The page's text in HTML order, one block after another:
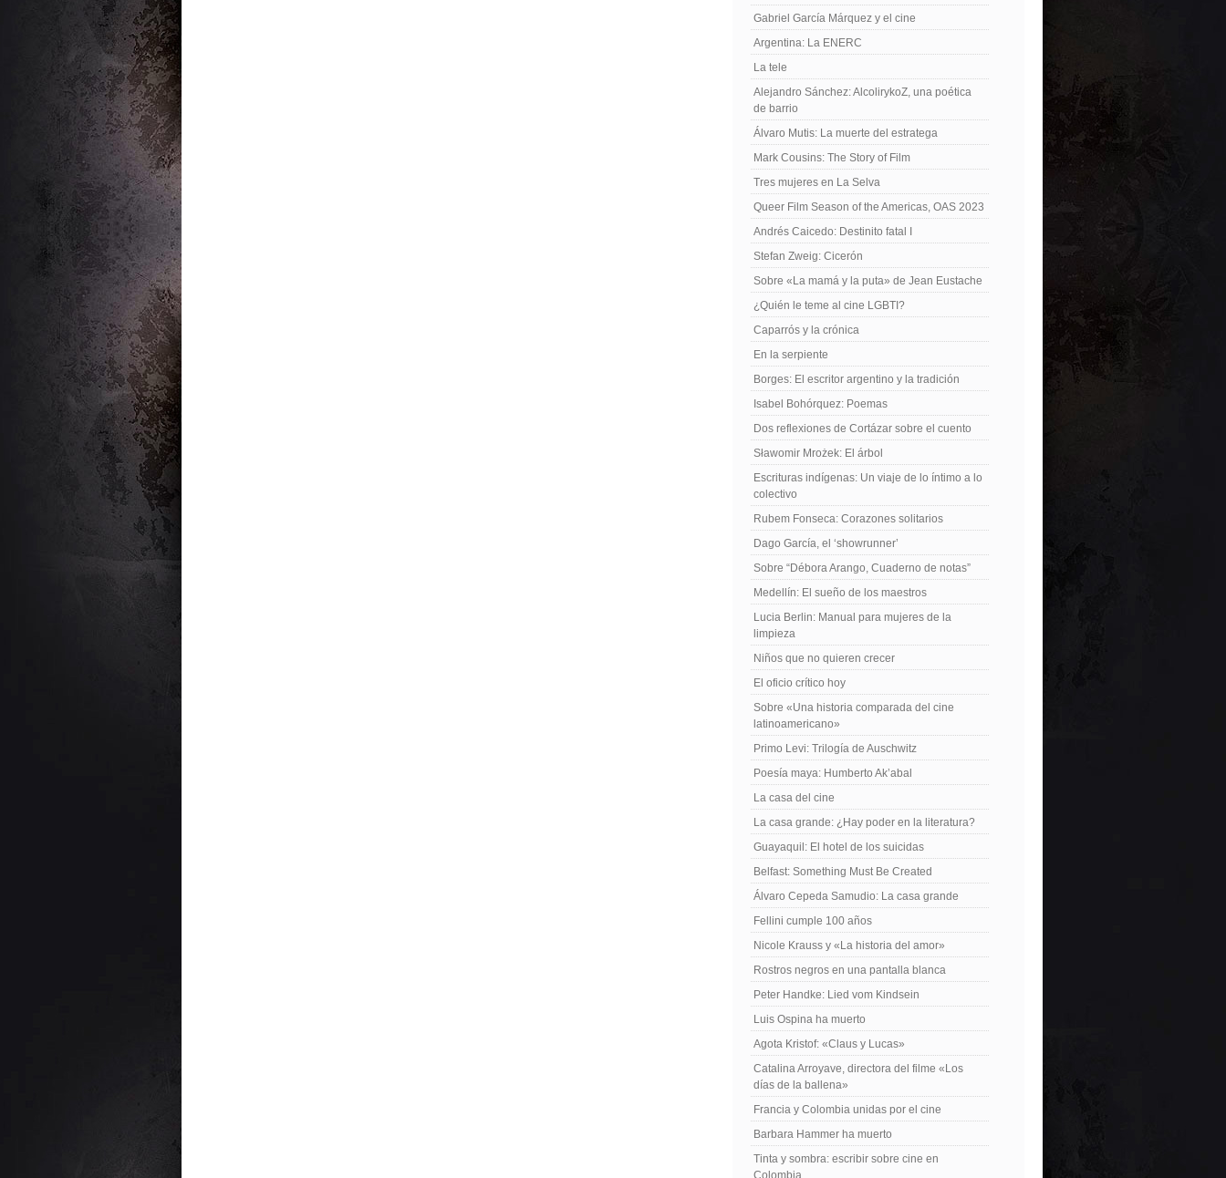
Gabriel García Márquez y el cine
Argentina: La ENERC
La tele
Alejandro Sánchez: AlcolirykoZ, una poética
de barrio
Álvaro Mutis: La muerte del estratega
Mark Cousins: The Story of Film
Tres mujeres en La Selva
Queer Film Season of the Americas, OAS 2023
Andrés Caicedo: Destinito fatal I
Stefan Zweig: Cicerón
Sobre «La mamá y la puta» de Jean Eustache
¿Quién le teme al cine LGBTI?
Caparrós y la crónica
En la serpiente
Borges: El escritor argentino y la tradición
Isabel Bohórquez: Poemas
Dos reflexiones de Cortázar sobre el cuento
Sławomir Mrożek: El árbol
Escrituras indígenas: Un viaje de lo íntimo a lo
colectivo
Rubem Fonseca: Corazones solitarios
Dago García, el ‘showrunner’
Sobre “Débora Arango, Cuaderno de notas”
Medellín: El sueño de los maestros
Lucia Berlin: Manual para mujeres de la
limpieza
Niños que no quieren crecer
El oficio crítico hoy
Sobre «Una historia comparada del cine
latinoamericano»
Primo Levi: Trilogía de Auschwitz
Poesía maya: Humberto Ak’abal
La casa del cine
La casa grande: ¿Hay poder en la literatura?
Guayaquil: El hotel de los suicidas
Belfast: Something Must Be Created
Álvaro Cepeda Samudio: La casa grande
Fellini cumple 100 años
Nicole Krauss y «La historia del amor»
Rostros negros en una pantalla blanca
Peter Handke: Lied vom Kindsein
Luis Ospina ha muerto
Agota Kristof: «Claus y Lucas»
Catalina Arroyave, directora del filme «Los
días de la ballena»
Francia y Colombia unidas por el cine
Barbara Hammer ha muerto
Tinta y sombra: escribir sobre cine en
Colombia